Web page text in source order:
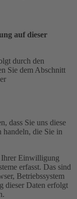
auf dieser
durch den
Sie dem Abschnitt
dass Sie uns diese
handeln, die Sie in
Ihrer Einwilligung
erfasst. Das sind
Betriebssystem
dieser Daten erfolgt